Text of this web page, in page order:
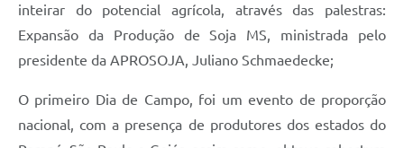
inteirar do potencial agrícola, através das palestras:
Expansão da Produção de Soja MS, ministrada pelo
presidente da APROSOJA, Juliano Schmaedecke;
O primeiro Dia de Campo, foi um evento de proporção
nacional, com a presença de produtores dos estados do